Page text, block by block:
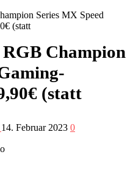
Champion
(statt
14. Februar 2023 0